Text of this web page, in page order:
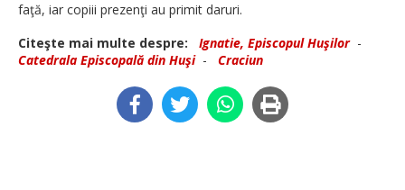
faţă, iar copiii prezenţi au primit daruri.
Citeşte mai multe despre:
Ignatie, Episcopul Huşilor-
Catedrala Episcopală din Huşi- Craciun